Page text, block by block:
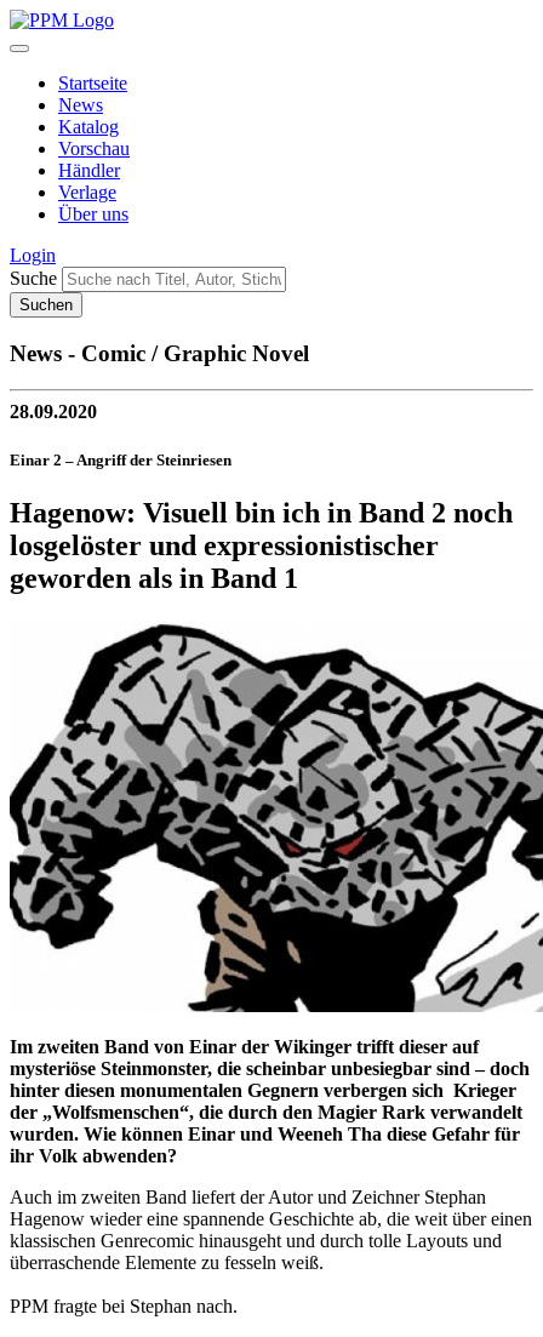
Startseite
News
Katalog
Vorschau
Händler
Verlage
Über uns
Login
Suche
News - Comic / Graphic Novel
28.09.2020
Einar 2 – Angriff der Steinriesen
Hagenow: Visuell bin ich in Band 2 noch
losgelöster und expressionistischer
geworden als in Band 1
Im zweiten Band von Einar der Wikinger trifft dieser auf
mysteriöse Steinmonster, die scheinbar unbesiegbar sind – doch
hinter diesen monumentalen Gegnern verbergen sich Krieger
der „Wolfsmenschen“, die durch den Magier Rark verwandelt
wurden. Wie können Einar und Weeneh Tha diese Gefahr für
ihr Volk abwenden?
Auch im zweiten Band liefert der Autor und Zeichner Stephan
Hagenow wieder eine spannende Geschichte ab, die weit über einen
klassischen Genrecomic hinausgeht und durch tolle Layouts und
überraschende Elemente zu fesseln weiß.
PPM fragte bei Stephan nach.